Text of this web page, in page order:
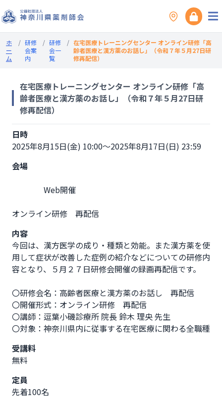
ホ
ー
ム
/ 研修
会案
内
/ 研修
会一
覧
/ 在宅医療トレーニングセンター オンライン研修「高
齢者医療と漢方薬のお話し」（令和７年５月27日研
修再配信）
在宅医療トレーニングセンター オンライン研修「高
齢者医療と漢方薬のお話し」（令和７年５月27日研
修再配信）
日時
2025年8月15日(金) 10:00～2025年8月17日(日) 23:59
会場
オンライン研修　再配信
内容
今回は、漢方医学の成り・種類と効能。また漢方薬を使
用して症状が改善した症例の紹介などについての研修内
容となり、５月２７日研修会開催の録画再配信です。
〇研修会名：高齢者医療と漢方薬のお話し　再配信
〇開催形式：オンライン研修　再配信
〇講師：逗葉小磯診療所 院長 鈴木 理央 先生
〇対象：神奈川県内に従事する在宅医療に関わる全職種
受講料
無料
定員
先着100名